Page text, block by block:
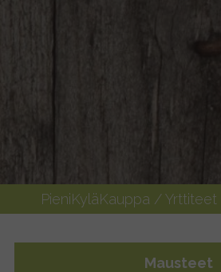
PieniKyläKauppa /Yrttiteet
Mausteet